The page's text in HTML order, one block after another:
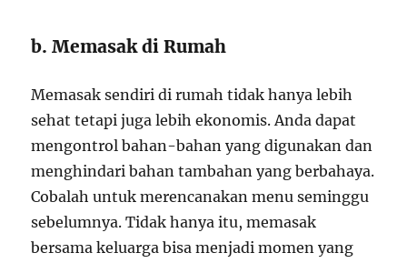
b. Memasak di Rumah
Memasak sendiri di rumah tidak hanya lebih
sehat tetapi juga lebih ekonomis. Anda dapat
mengontrol bahan-bahan yang digunakan dan
menghindari bahan tambahan yang berbahaya.
Cobalah untuk merencanakan menu seminggu
sebelumnya. Tidak hanya itu, memasak
bersama keluarga bisa menjadi momen yang